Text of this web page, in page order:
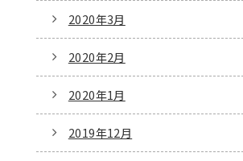
2020年3月
2020年2月
2020年1月
2019年12月